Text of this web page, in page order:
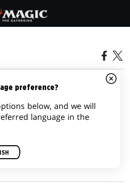
ュ』の材料
preference?
below, and we will
language in the